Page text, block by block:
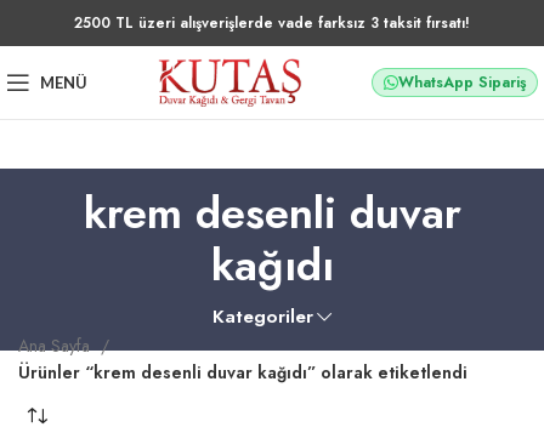
2500 TL üzeri alışverişlerde vade farksız 3 taksit fırsatı!
MENÜ WhatsApp Sipariş
krem desenli duvar
kağıdı
Kategoriler
Ana Sayfa
Ürünler “krem desenli duvar kağıdı” olarak etiketlendi